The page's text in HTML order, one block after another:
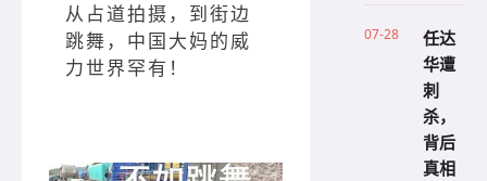
从占道拍摄，到街边
跳舞，中国大妈的威
力世界罕有！
07-28
任达
华遭
刺
杀，
背后
真相